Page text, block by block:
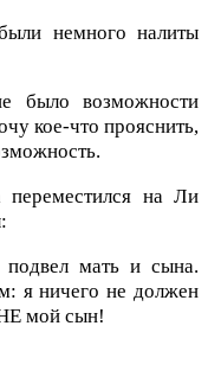
немного налиты
возможности
кое-что прояснить,
на Ли
мать и сына.
я ничего не должен
мой сын!